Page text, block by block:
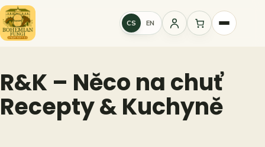
Přeskočit
na
obsah
CS EN
Přihlášení
R&K – Něco na chuť
Recepty & Kuchyně